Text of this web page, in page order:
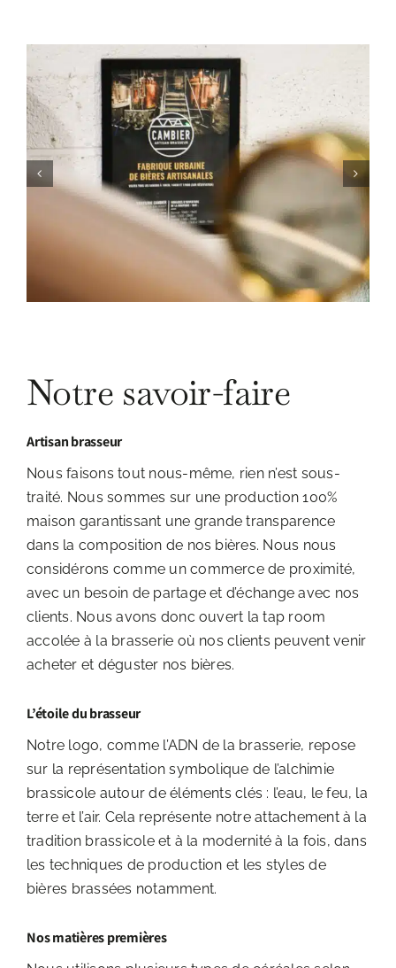
Notre savoir-faire
Artisan brasseur
Nous faisons tout nous-même, rien n’est sous-
traité. Nous sommes sur une production 100%
maison garantissant une grande transparence
dans la composition de nos bières. Nous nous
considérons comme un commerce de proximité,
avec un besoin de partage et d’échange avec nos
clients. Nous avons donc ouvert la tap room
accolée à la brasserie où nos clients peuvent venir
acheter et déguster nos bières.
L’étoile du brasseur
Notre logo, comme l’ADN de la brasserie, repose
sur la représentation symbolique de l’alchimie
brassicole autour de éléments clés : l’eau, le feu, la
terre et l’air. Cela représente notre attachement à la
tradition brassicole et à la modernité à la fois, dans
les techniques de production et les styles de
bières brassées notamment.
Nos matières premières